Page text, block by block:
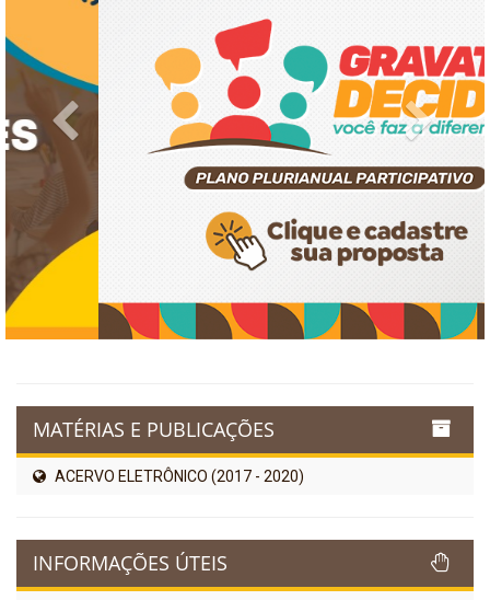
Next
MATÉRIAS E PUBLICAÇÕES
ACERVO ELETRÔNICO (2017 - 2020)
INFORMAÇÕES ÚTEIS